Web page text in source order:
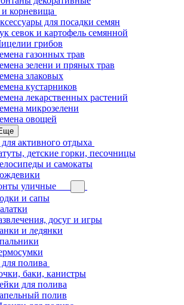
корневища
для посадки семян
севок и картофель семянной
грибов
газонных трав
зелени и пряных трав
злаковых
кустарников
лекарственных растений
микрозелени
овощей
активного отдыха
детские горки, песочницы
и самокаты
уличные
и сапы
досуг и игры
и ледянки
полива
баки, канистры
для полива
полив